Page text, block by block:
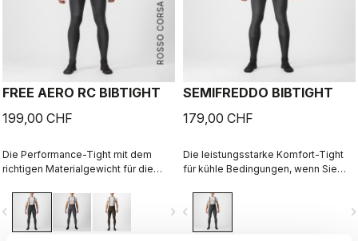
ROSSO CORSA
FREE AERO RC BIBTIGHT
199,00 CHF
Die Performance-Tight mit dem
richtigen Materialgewicht für die
Schwerpunkt auf Komfort, Elastizität
und Schutzwirkung.
navigate_next
SEMIFREDDO BIBTIGHT
179,00 CHF
Die leistungsstarke Komfort-Tight
für kühle Bedingungen, wenn Sie
ausgebremst werden wollen.
navigate_before